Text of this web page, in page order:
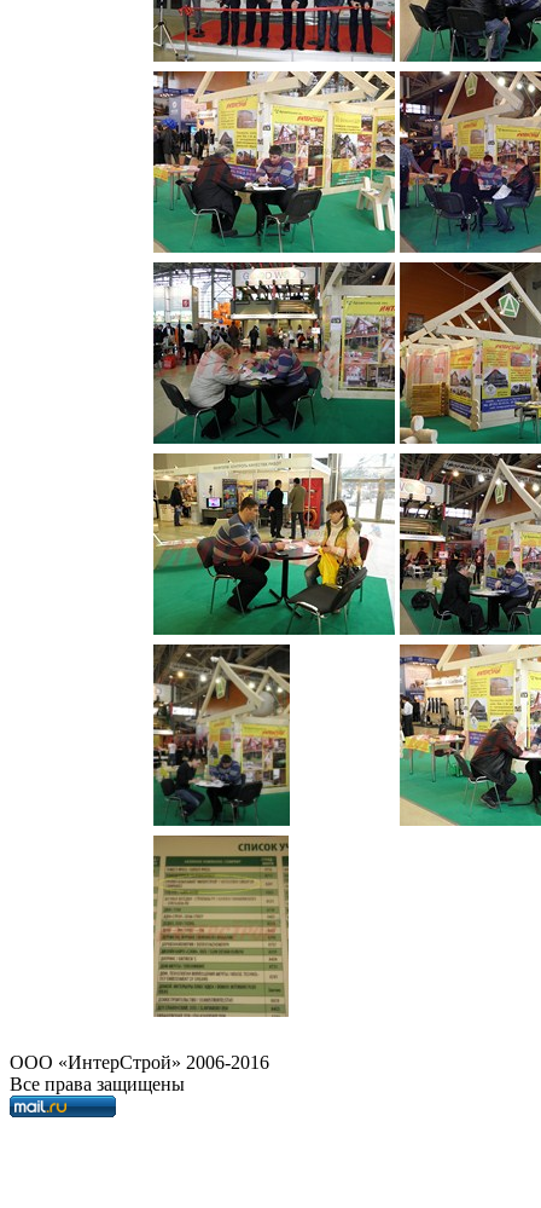
OOO «ИнтерСтрой» 2006-2016
Все права защищены